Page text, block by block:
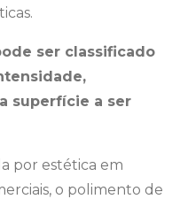
ser classificado
superfície a ser
por estética em
o polimento de